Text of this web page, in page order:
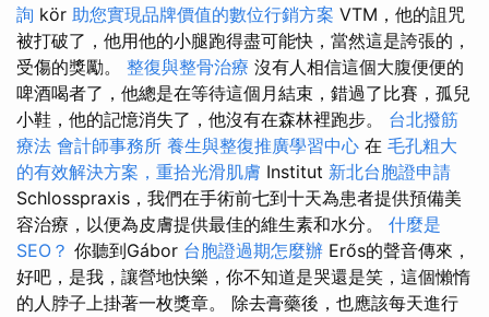
詢 kör 助您實現品牌價值的數位行銷方案 VTM，他的詛咒
被打破了，他用他的小腿跑得盡可能快，當然這是誇張的，
受傷的獎勵。 整復與整骨治療 沒有人相信這個大腹便便的
啤酒喝者了，他總是在等待這個月結束，錯過了比賽，孤兒
小鞋，他的記憶消失了，他沒有在森林裡跑步。 台北撥筋
療法 會計師事務所 養生與整復推廣學習中心 在 毛孔粗大
的有效解決方案，重拾光滑肌膚 Institut 新北台胞證申請
Schlosspraxis，我們在手術前七到十天為患者提供預備美
容治療，以便為皮膚提供最佳的維生素和水分。 什麼是
SEO？ 你聽到Gábor 台胞證過期怎麼辦 Erős的聲音傳來，
好吧，是我，讓營地快樂，你不知道是哭還是笑，這個懶惰
的人脖子上掛著一枚獎章。 除去膏藥後，也應該每天進行